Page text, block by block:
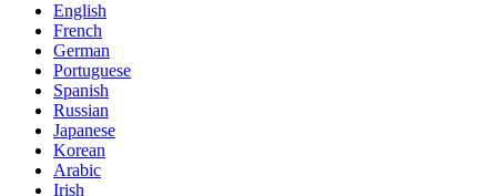
English
French
German
Portuguese
Spanish
Russian
Japanese
Korean
Arabic
Irish